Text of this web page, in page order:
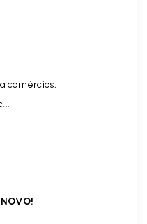
comércios,
NOVO!